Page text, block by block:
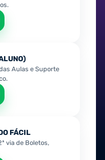
Aulas e Suporte
FÁCIL
via de Boletos,